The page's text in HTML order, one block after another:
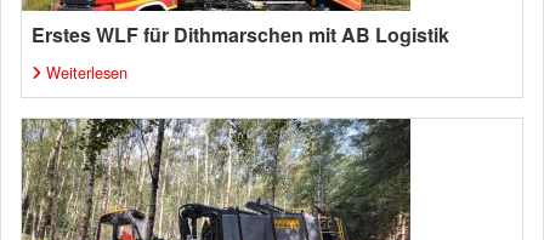
Erstes WLF für Dithmarschen mit AB Logistik
Weiterlesen